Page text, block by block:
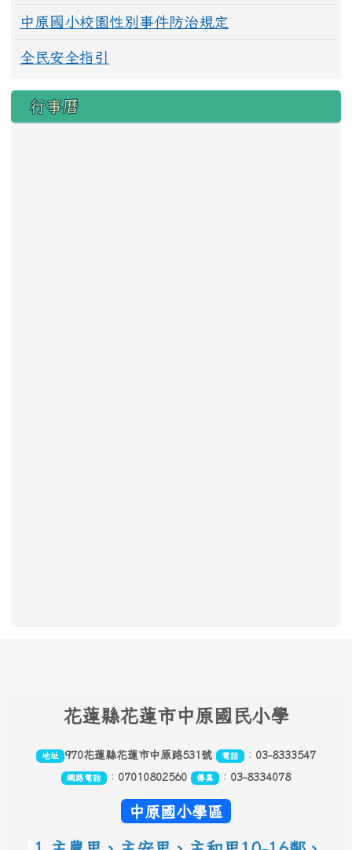
中原國小校園性別事件防治規定
全民安全指引
行事曆
花蓮縣花蓮市中原國民小學
地址 970花蓮縣花蓮市中原路531號 電話 ： 03-8333547
網路電話 ： 07010802560 傳真 ： 03-8334078
中原國小學區